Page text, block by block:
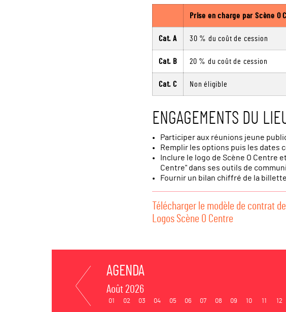
Prise en charge par Scène O
Cat. A 30 % du coût de cession
Cat. B 20 % du coût de cession
Cat. C Non éligible
ENGAGEMENTS DU
Participer aux réunions jeune
Remplir les options puis les dates
Inclure le logo de Scène O Centre
Centre" dans ses outils de
Fournir un bilan chiffré de la
Télécharger le modèle de contrat
Logos Scène O Centre
AGENDA
Août 2026
01 02 03 04 05 06 07 08 09 10 11 12